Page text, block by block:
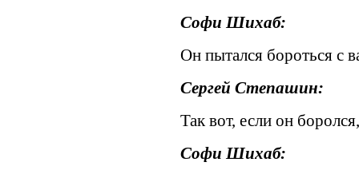
Софи Шихаб:
Он пытался бороться с
Сергей Степашин:
Так вот, если он
Софи Шихаб: